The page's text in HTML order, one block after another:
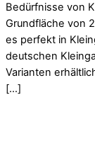
Bedürfnisse von
Grundfläche von
es perfekt in
deutschen
Varianten
[…]